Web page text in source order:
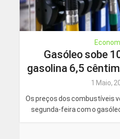
Gasóleo sobe
gasolina 6,5
1 Maio,
Os preços dos combustíveis
segunda-feira com o